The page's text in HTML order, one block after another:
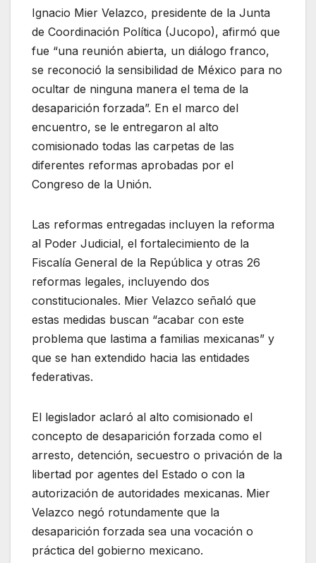
Ignacio Mier Velazco, presidente de la Junta
de Coordinación Política (Jucopo), afirmó que
fue “una reunión abierta, un diálogo franco,
se reconoció la sensibilidad de México para no
ocultar de ninguna manera el tema de la
desaparición forzada”. En el marco del
encuentro, se le entregaron al alto
comisionado todas las carpetas de las
diferentes reformas aprobadas por el
Congreso de la Unión.
Las reformas entregadas incluyen la reforma
al Poder Judicial, el fortalecimiento de la
Fiscalía General de la República y otras 26
reformas legales, incluyendo dos
constitucionales. Mier Velazco señaló que
estas medidas buscan “acabar con este
problema que lastima a familias mexicanas” y
que se han extendido hacia las entidades
federativas.
El legislador aclaró al alto comisionado el
concepto de desaparición forzada como el
arresto, detención, secuestro o privación de la
libertad por agentes del Estado o con la
autorización de autoridades mexicanas. Mier
Velazco negó rotundamente que la
desaparición forzada sea una vocación o
práctica del gobierno mexicano.